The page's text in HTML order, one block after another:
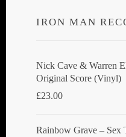
IRON MAN
Nick Cave & Warren
Original Score (Vinyl)
£23.00
Rainbow Grave ‎– Sex